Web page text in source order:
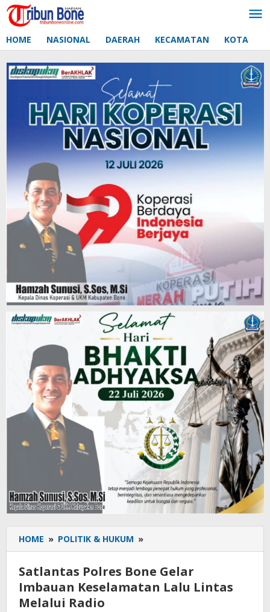
Lewati
ke
HOME NASIONAL DAERAH KECAMATAN KOTA
HOME » POLITIK & HUKUM »
Polres
Gelar
Imbauan
Satlantas Polres Bone Gelar
Imbauan Keselamatan Lalu Lintas
Melalui Radio